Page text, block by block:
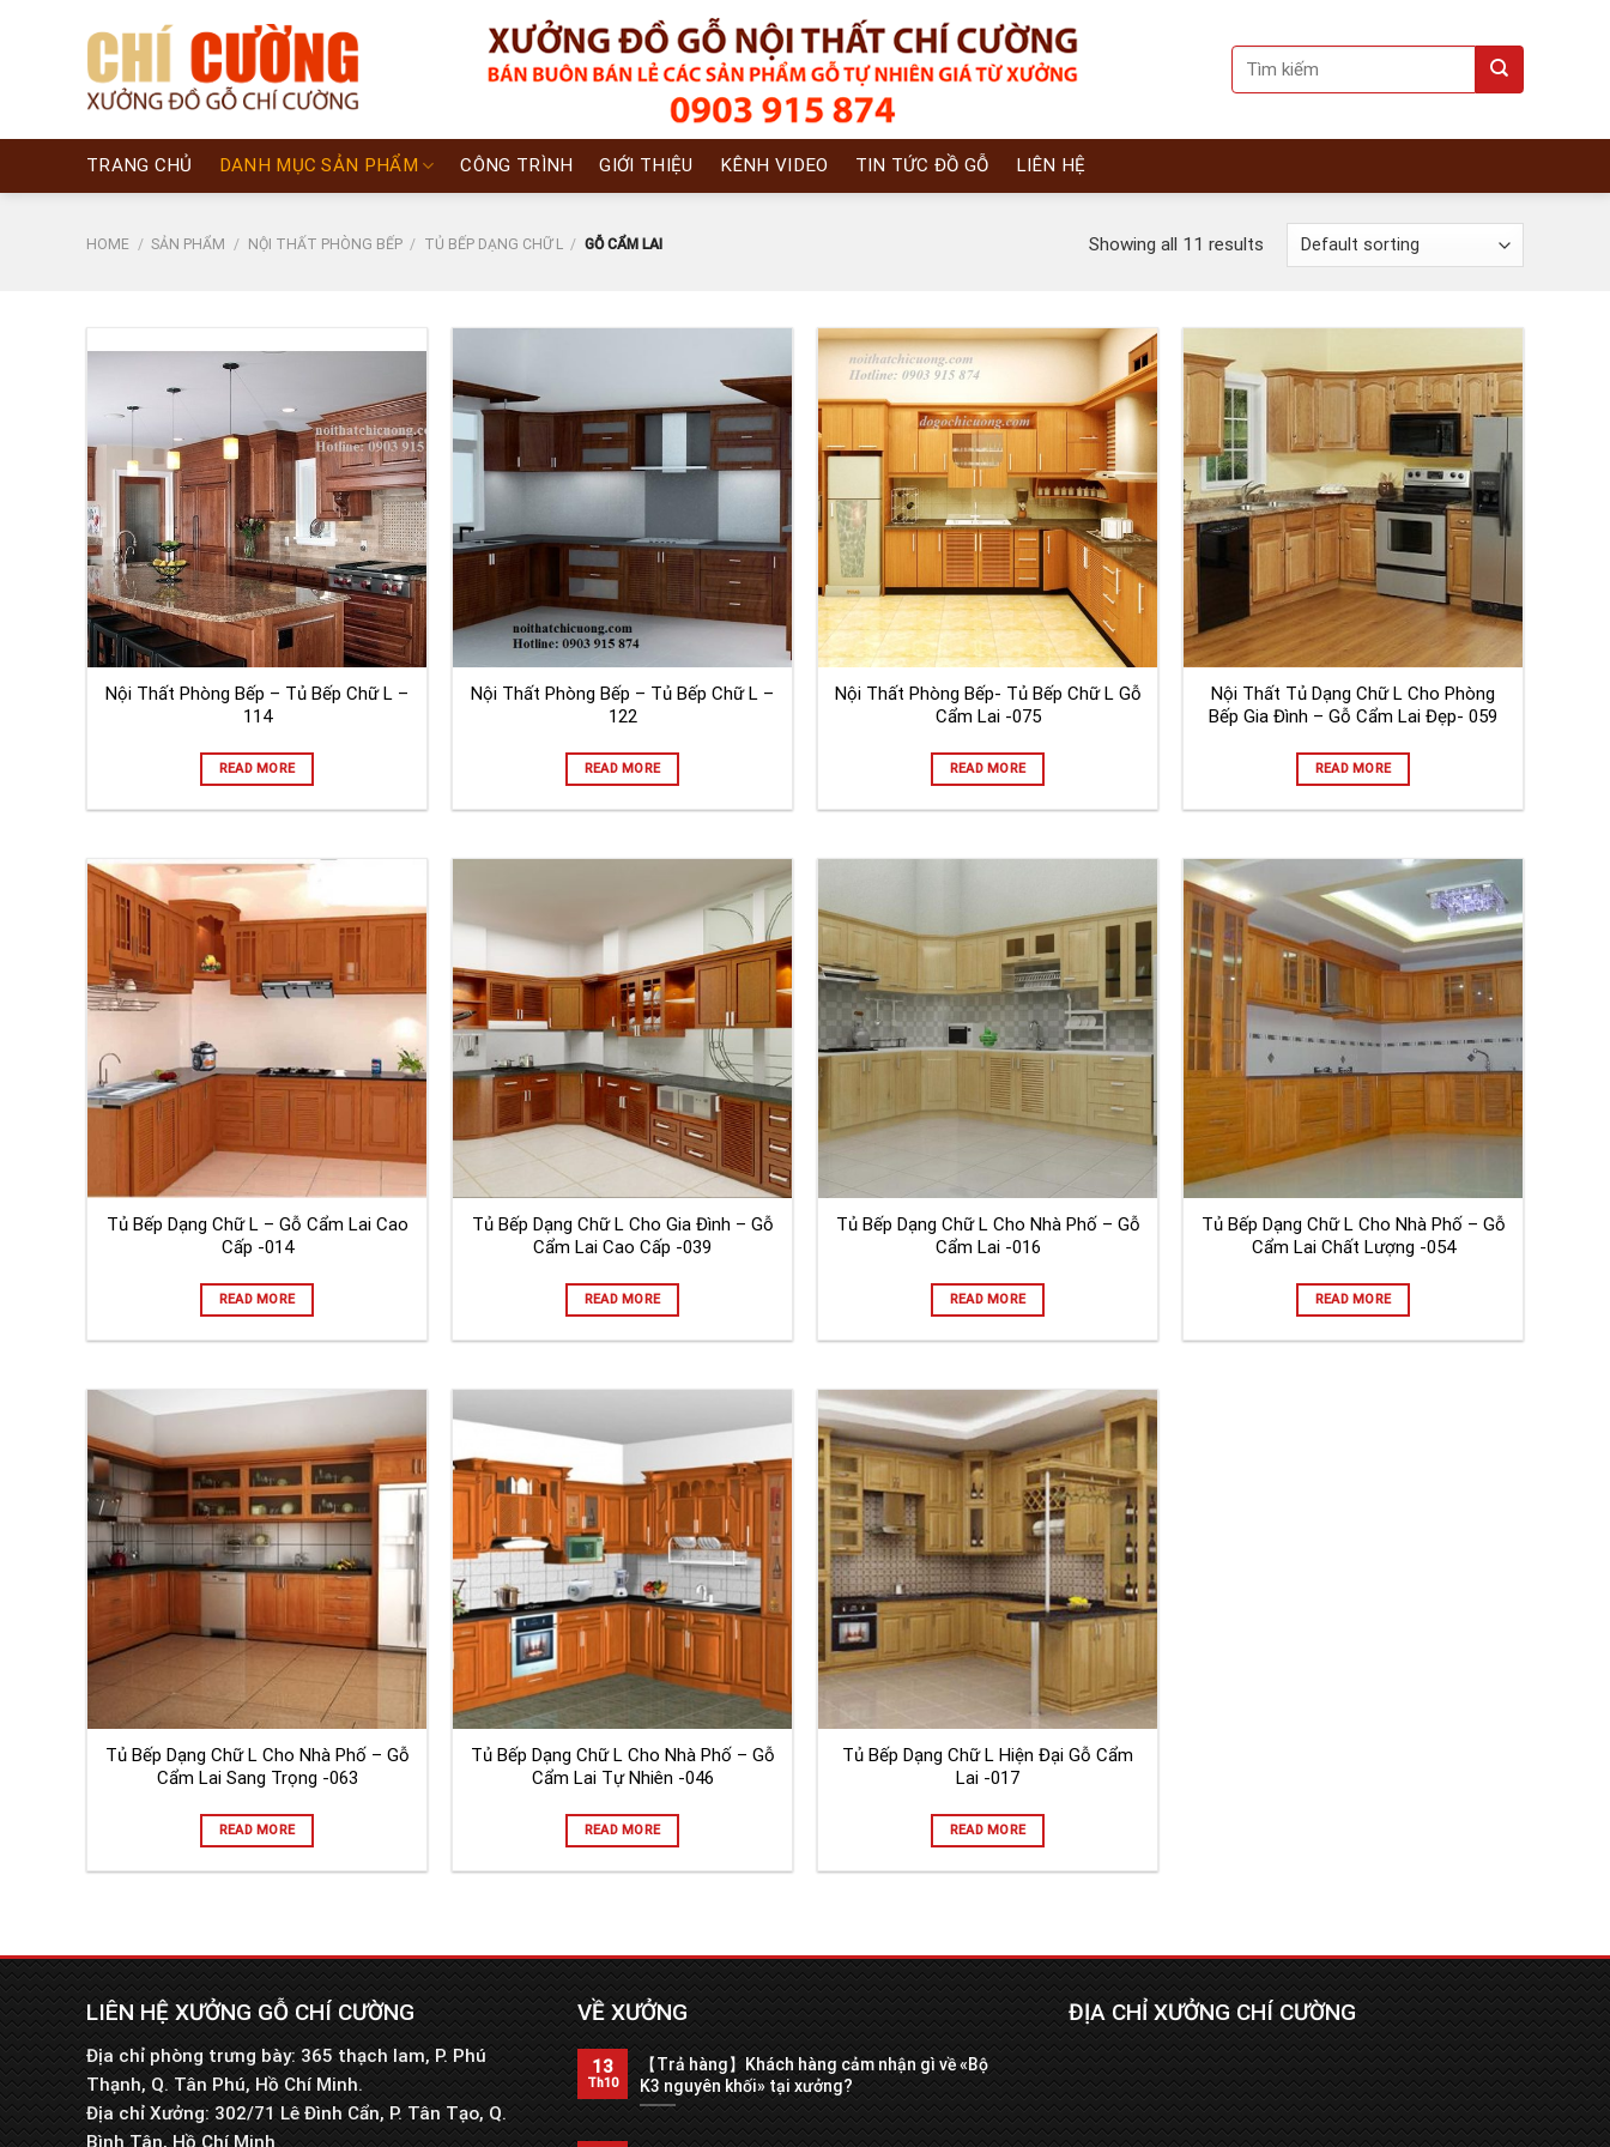
Search
for:
TRANG CHỦ DANH MỤC SẢN PHẨM CÔNG TRÌNH GIỚI THIỆU KÊNH VIDEO TIN TỨC ĐỒ GỖ LIÊN HỆ
HOME / SẢN PHẨM / NỘI THẤT PHÒNG BẾP / TỦ BẾP DẠNG CHỮ L / GỖ CẨM LAI Showing all 11 results
Nội Thất Phòng Bếp – Tủ Bếp Chữ L –
114
READ MORE
Nội Thất Phòng Bếp – Tủ Bếp Chữ L –
122
READ MORE
Nội Thất Phòng Bếp- Tủ Bếp Chữ L Gỗ
Cẩm Lai -075
READ MORE
Nội Thất Tủ Dạng Chữ L Cho Phòng
Bếp Gia Đình – Gỗ Cẩm Lai Đẹp- 059
READ MORE
Tủ Bếp Dạng Chữ L – Gỗ Cẩm Lai Cao
Cấp -014
READ MORE
Tủ Bếp Dạng Chữ L Cho Gia Đình – Gỗ
Cẩm Lai Cao Cấp -039
READ MORE
Tủ Bếp Dạng Chữ L Cho Nhà Phố – Gỗ
Cẩm Lai -016
READ MORE
Tủ Bếp Dạng Chữ L Cho Nhà Phố – Gỗ
Cẩm Lai Chất Lượng -054
READ MORE
Tủ Bếp Dạng Chữ L Cho Nhà Phố – Gỗ
Cẩm Lai Sang Trọng -063
READ MORE
Tủ Bếp Dạng Chữ L Cho Nhà Phố – Gỗ
Cẩm Lai Tự Nhiên -046
READ MORE
Tủ Bếp Dạng Chữ L Hiện Đại Gỗ Cẩm
Lai -017
READ MORE
LIÊN HỆ XƯỞNG GỖ CHÍ CƯỜNG
Địa chỉ phòng trưng bày: 365 thạch lam, P. Phú
Thạnh, Q. Tân Phú, Hồ Chí Minh.
Địa chỉ Xưởng: 302/71 Lê Đình Cẩn, P. Tân Tạo, Q.
VỀ XƯỞNG
【Trả hàng】Khách hàng cảm nhận gì về «Bộ
K3 nguyên khối» tại xưởng?
13
Th10
ĐỊA CHỈ XƯỞNG CHÍ CƯỜNG